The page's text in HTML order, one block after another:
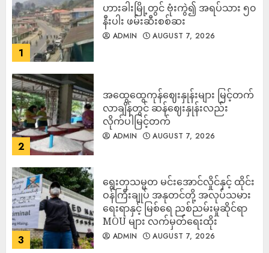
1
ဟားခါးမြို့တွင် ဗုံးကွဲ၍ အရပ်သား ၅၀
နီးပါး ဖမ်းဆီးစစ်ဆး
ADMIN AUGUST 7, 2026
2
အထွေထွေကုန်ဈေးနှုန်းများ မြင့်တက်
လာချိန်တွင် ဆန်ဈေးနှုန်းလည်း
လိုက်ပါမြင့်တက်
ADMIN AUGUST 7, 2026
3
ရွေးတုသမ္မတ မင်းအောင်လှိုင်နှင့် ထိုင်း
ဝန်ကြီးချုပ် အနုတင်တို့ အလုပ်သမား
ရေးရာနှင့် မြစ်ရေ ညစ်ညမ်းမှုဆိုင်ရာ
MOU များ လက်မှတ်ရေးထိုး
ADMIN AUGUST 7, 2026